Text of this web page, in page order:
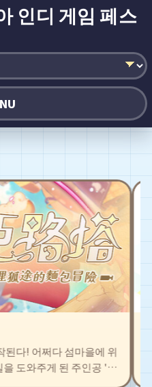
인디 게임 페스
다! 어쩌다 섬마을에 위
도와주게 된 주인공 '차
운 빵 레시피를 개발하